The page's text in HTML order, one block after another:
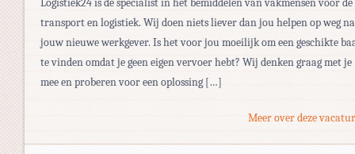
transport en logistiek. Wij doen niets liever dan jou helpen op weg
jouw nieuwe werkgever. Is het voor jou moeilijk om een geschikte
te vinden omdat je geen eigen vervoer hebt? Wij denken graag met je
mee en proberen voor een oplossing […]
Meer over deze